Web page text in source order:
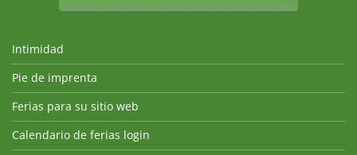
Intimidad
Pie de imprenta
Ferias para su sitio web
Calendario de ferias login